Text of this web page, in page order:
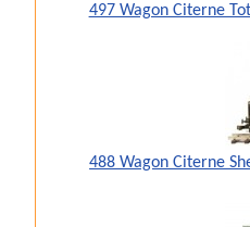
497 Wagon Citerne
488 Wagon Citerne